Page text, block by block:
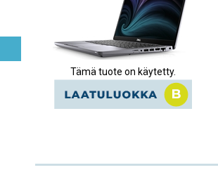
Tämä tuote on käytetty.